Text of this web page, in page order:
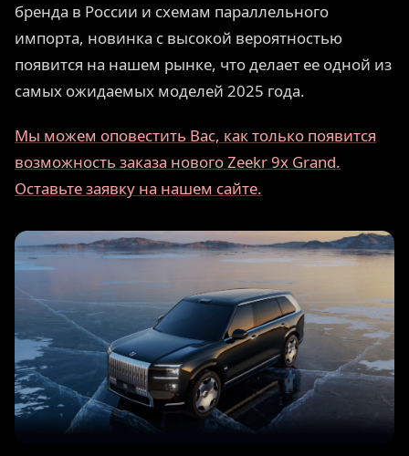
бренда в России и схемам параллельного
импорта, новинка с высокой вероятностью
появится на нашем рынке, что делает ее одной из
самых ожидаемых моделей 2025 года.
Мы можем оповестить Вас, как только появится
возможность заказа нового Zeekr 9x Grand.
Оставьте заявку на нашем сайте.